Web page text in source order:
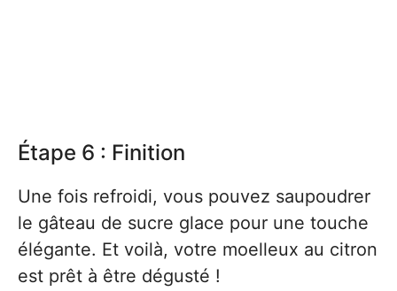
Étape 6 : Finition
Une fois refroidi, vous pouvez saupoudrer
le gâteau de sucre glace pour une touche
élégante. Et voilà, votre moelleux au citron
est prêt à être dégusté !